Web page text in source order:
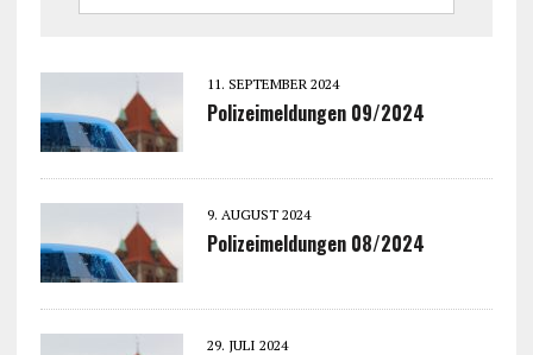
11. SEPTEMBER 2024
Polizeimeldungen 09/2024
9. AUGUST 2024
Polizeimeldungen 08/2024
29. JULI 2024